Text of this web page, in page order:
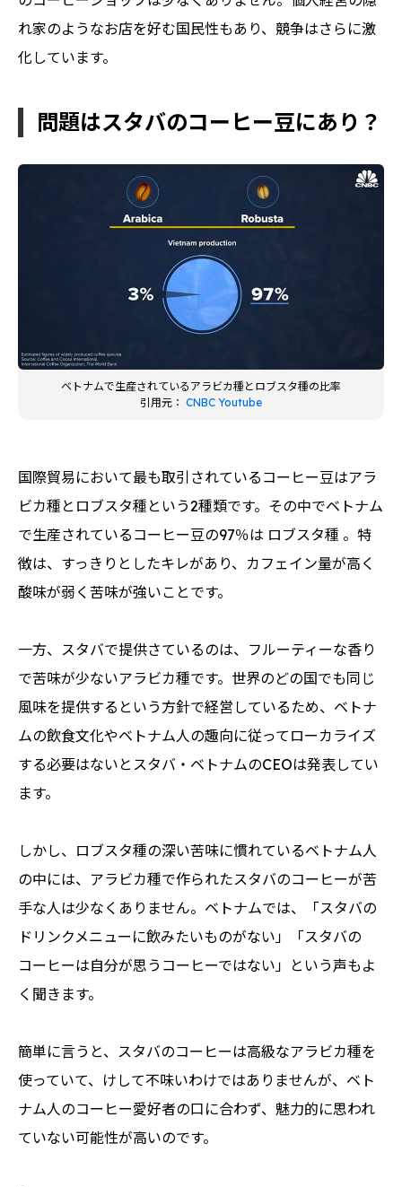
れ家のようなお店を好む国民性もあり、競争はさらに激
化しています。
問題はスタバのコーヒー豆にあり？
ベトナムで生産されているアラビカ種とロブスタ種の比率
引用元： CNBC Youtube
国際貿易において最も取引されているコーヒー豆はアラ
ビカ種とロブスタ種という2種類です。その中でベトナム
で生産されているコーヒー豆の97％は ロブスタ種 。特
徴は、すっきりとしたキレがあり、カフェイン量が高く
酸味が弱く苦味が強いことです。
一方、スタバで提供さているのは、フルーティーな香り
で苦味が少ないアラビカ種です。世界のどの国でも同じ
風味を提供するという方針で経営しているため、ベトナ
ムの飲食文化やベトナム人の趣向に従ってローカライズ
する必要はないとスタバ・ベトナムのCEOは発表してい
ます。
しかし、ロブスタ種の深い苦味に慣れているベトナム人
の中には、アラビカ種で作られたスタバのコーヒーが苦
手な人は少なくありません。ベトナムでは、「スタバの
ドリンクメニューに飲みたいものがない」「スタバの
コーヒーは自分が思うコーヒーではない」という声もよ
く聞きます。
簡単に言うと、スタバのコーヒーは高級なアラビカ種を
使っていて、けして不味いわけではありませんが、ベト
ナム人のコーヒー愛好者の口に合わず、魅力的に思われ
ていない可能性が高いのです。